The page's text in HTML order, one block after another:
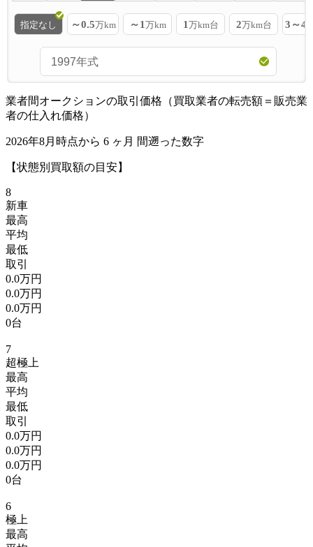
指定なし ～0.5万km ～1 万km 1 万km台 2万km台 3～4
業者間オークションの取引価格（買取業者の転売額＝販売業
者の仕入れ価格）
2026年8月時点から 6 ヶ月 間遡った数字
【状態別買取額の目安】
8
新車
最高
平均
最低
取引
0.0万円
0.0万円
0.0万円
0台
7
超極上
最高
平均
最低
取引
0.0万円
0.0万円
0.0万円
0台
6
極上
最高